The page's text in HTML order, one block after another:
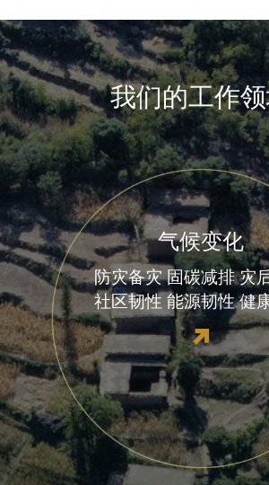
我们的工作
气候变化
防灾备灾 固碳减排 灾
社区韧性 能源韧性 健